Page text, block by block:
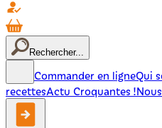
Rechercher...
Commander en ligneQui
recettesActu Croquantes !